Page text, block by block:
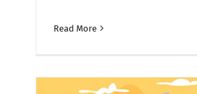
Read More